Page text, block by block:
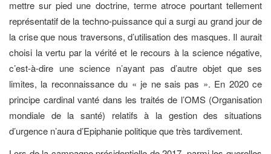
mettre sur pied une doctrine, terme atroce pourtant tellement
représentatif de la techno-puissance qui a surgi au grand jour de
la crise que nous traversons, d’utilisation des masques. Il aurait
choisi la vertu par la vérité et le recours à la science négative,
c’est-à-dire une science n’ayant pas d’autre objet que ses
limites, la reconnaissance du « je ne sais pas ». En 2020 ce
principe cardinal vanté dans les traités de l’OMS (Organisation
mondiale de la santé) relatifs à la gestion des situations
d’urgence n’aura d’Epiphanie politique que très tardivement.